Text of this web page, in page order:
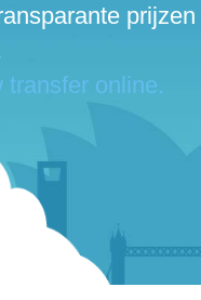
transfer online.